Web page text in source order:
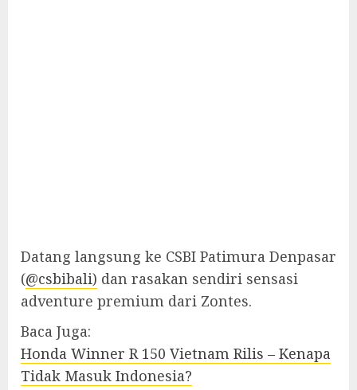
Datang langsung ke CSBI Patimura Denpasar
(@csbibali) dan rasakan sendiri sensasi
adventure premium dari Zontes.
Baca Juga:
Honda Winner R 150 Vietnam Rilis – Kenapa
Tidak Masuk Indonesia?